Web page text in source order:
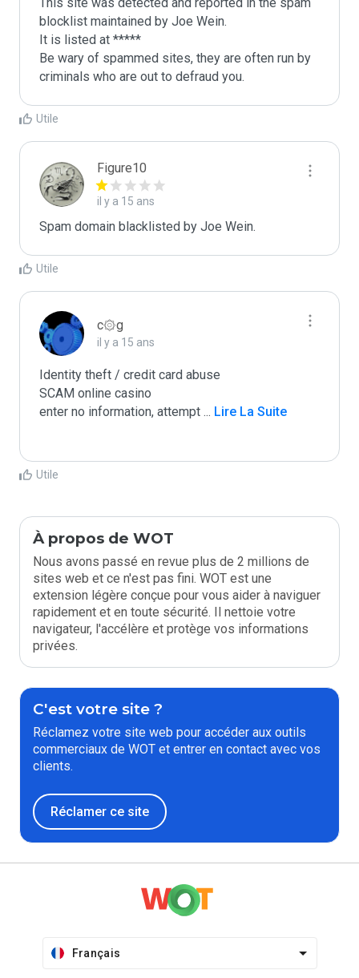
blocklist maintained by Joe Wein.
It is listed at *****
Be wary of spammed sites, they are often run by
criminals who are out to defraud you.
Utile
Figure10
il y a 15 ans
Spam domain blacklisted by Joe Wein.
Utile
c۞g
il y a 15 ans
Identity theft / credit card abuse
SCAM online casino
enter no information, attempt ... Lire La Suite
Utile
À propos de WOT
Nous avons passé en revue plus de 2 millions de
sites web et ce n'est pas fini. WOT est une
extension légère conçue pour vous aider à naviguer
rapidement et en toute sécurité. Il nettoie votre
navigateur, l'accélère et protège vos informations
privées.
C'est votre site ?
Réclamez votre site web pour accéder aux outils
commerciaux de WOT et entrer en contact avec vos
clients.
Réclamer ce site
Français